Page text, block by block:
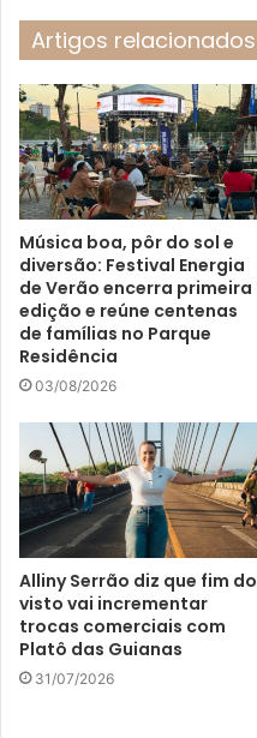
Artigos relacionados
Música boa, pôr do sol e
diversão: Festival Energia
de Verão encerra primeira
edição e reúne centenas
de famílias no Parque
Residência
03/08/2026
Alliny Serrão diz que fim do
visto vai incrementar
trocas comerciais com
Platô das Guianas
31/07/2026